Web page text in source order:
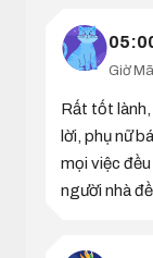
Giờ
Rất tốt
lời, phụ nữ
mọi việc đều
người nhà